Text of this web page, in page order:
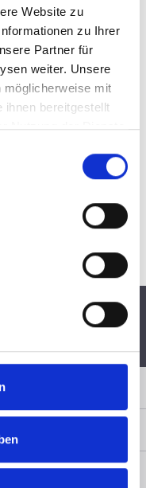
Website zu
zu Ihrer
Partner für
weiter. Unsere
möglicherweise mit
ihnen bereitgestellt
Nutzung der Dienste
Fachberatung